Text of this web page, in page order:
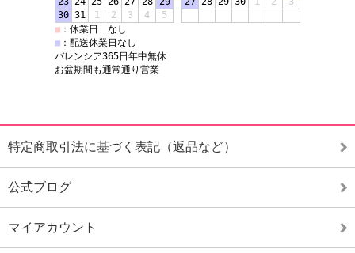
特定商取引法に基づく表記（返品など）
公式ブログ
マイアカウント